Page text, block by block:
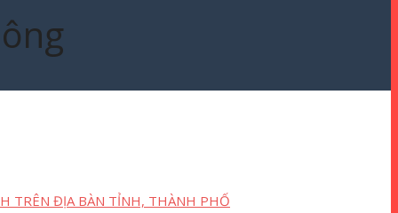
TRÊN ĐỊA BÀN TỈNH, THÀNH PHỐ